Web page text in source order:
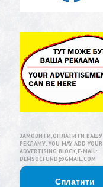
ЗАМОВИТИ,ОПЛАТИТИ ВАШУ
РЕКЛАМУ. YOU MAY ADD YOUR
ADVERTISING BLOCK,E-MAIL:
DEMSOCFUND@GMAIL.COM
Сплатити